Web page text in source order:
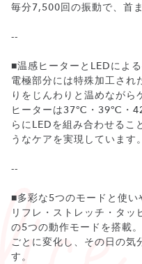
毎分7,500回の振動で、首
--
■温感ヒーターとLEDによ
電極部分には特殊加工され
りをじんわりと温めながら
ヒーターは37℃・39℃・
らにLEDを組み合わせるこ
うなケアを実現しています。
--
■多彩な5つのモードと使い
リフレ・ストレッチ・タ
の5つの動作モードを搭載
ごとに変化し、その日の気
す。